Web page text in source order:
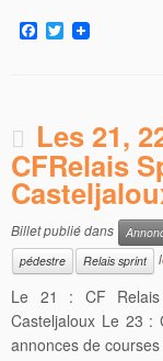
F
a
k
T
w
r
Les 21,
CFRelais
Billet publié dans
pédestre
Relais sprint
Le 21 : CF
Casteljaloux Le 23 :
annonces de